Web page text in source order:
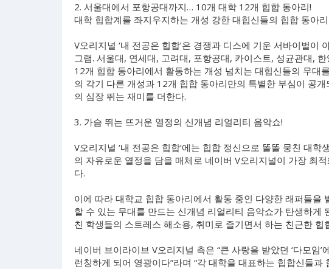
2. 서울대에서 포항공대까지… 10개 대학 12개 힙합 동아리!
대학 힙합계를 좌지우지하는 개성 강한 대힙신들의 힙합 동아
V오리지널 ‘내 전공은 힙합’은 경쟁과 디스에 기운 서바이벌이
그램. 서울대, 연세대, 고려대, 포항공대, 카이스트, 성균관대,
12개 힙합 동아리에서 활동하는 개성 넘치는 대힙신들의 무대
의 각기 다른 개성과 12개 힙합 동아리만의 특별한 부심이 공
의 심장 뛰는 재미를 더한다.
3. 가슴 뛰는 뜨거운 열정의 신개념 리얼리티 음악쇼!
V오리지널 ‘내 전공은 힙합’에는 힙합 정신으로 똘똘 뭉친 대
의 자유로운 열정을 담을 매체로 네이버 V오리지널이 가장 최
다.
이에 따라 대학교 힙합 동아리에서 활동 중인 다양한 래퍼들을
할 수 있는 무대를 만드는 신개념 리얼리티 음악쇼가 탄생하게
친 학생들의 스트레스 해소용, 취미로 즐기면서 하는 친근한 힙
네이버 브이라이브 V오리지널 측은 “큰 사랑을 받았던 ‘다모임’
런칭하게 되어 영광이다”라며 “각 대학을 대표하는 힙합신들